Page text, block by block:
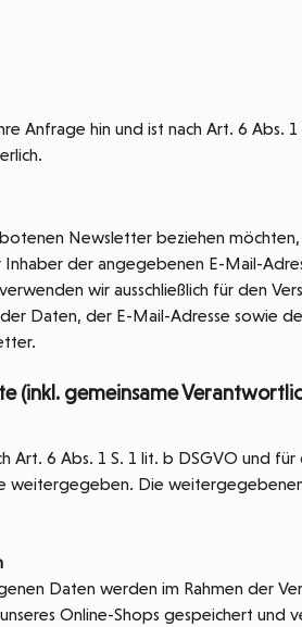
Anfrage hin und ist nach Art. 6 Abs.
Newsletter beziehen
der angegebenen E-Mail-
wir ausschließlich für den
Daten, der E-Mail-Adresse sowie
(inkl. gemeinsame
Art. 6 Abs. 1 S. 1 lit. b DSGVO und
Die
Daten werden im Rahmen der
Online-Shops gespeichert und